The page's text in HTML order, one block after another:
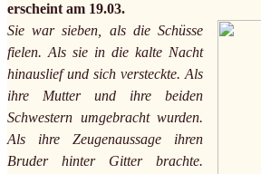
erscheint am 19.03.
Sie war sieben, als die Schüsse
fielen. Als sie in die kalte Nacht
hinauslief und sich versteckte. Als
ihre Mutter und ihre beiden
Schwestern umgebracht wurden.
Als ihre Zeugenaussage ihren
Bruder hinter Gitter brachte.